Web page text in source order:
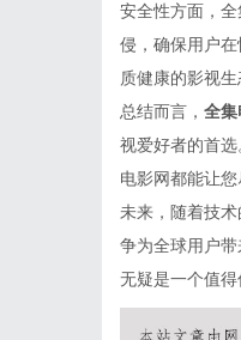
安全性方面，
侵，确保用户
质健康的影视生
总结而言， 全集
视爱好者的首
电影网都能让
未来，随着技
争为全球用户
无疑是一个值得